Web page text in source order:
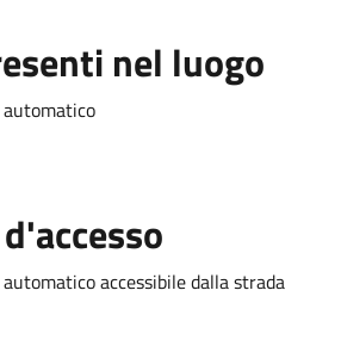
nel luogo
accessibile dalla strada